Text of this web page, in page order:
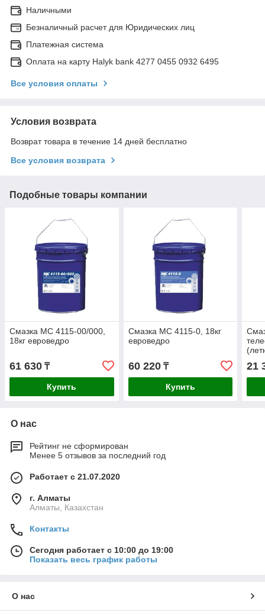
Наличными
Безналичный расчет для Юридических лиц
Платежная система
Оплата на карту Halyk bank 4277 0455 0932 6495
Все условия оплаты
Условия возврата
Возврат товара в течение 14 дней бесплатно
Все условия возврата
Подобные товары компании
Смазка МС 4115-00/000,
18кг евроведро
61 630 ₸
Купить
Смазка МС 4115-0, 18кг
евроведро
60 220₸
Купить
21
О нас
Рейтинг не сформирован
Менее 5 отзывов за последний год
Работает с 21.07.2020
г. Алматы
Алматы, Казахстан
Контакты
Сегодня работает с 10:00 до 19:00
Показать весь график работы
О нас